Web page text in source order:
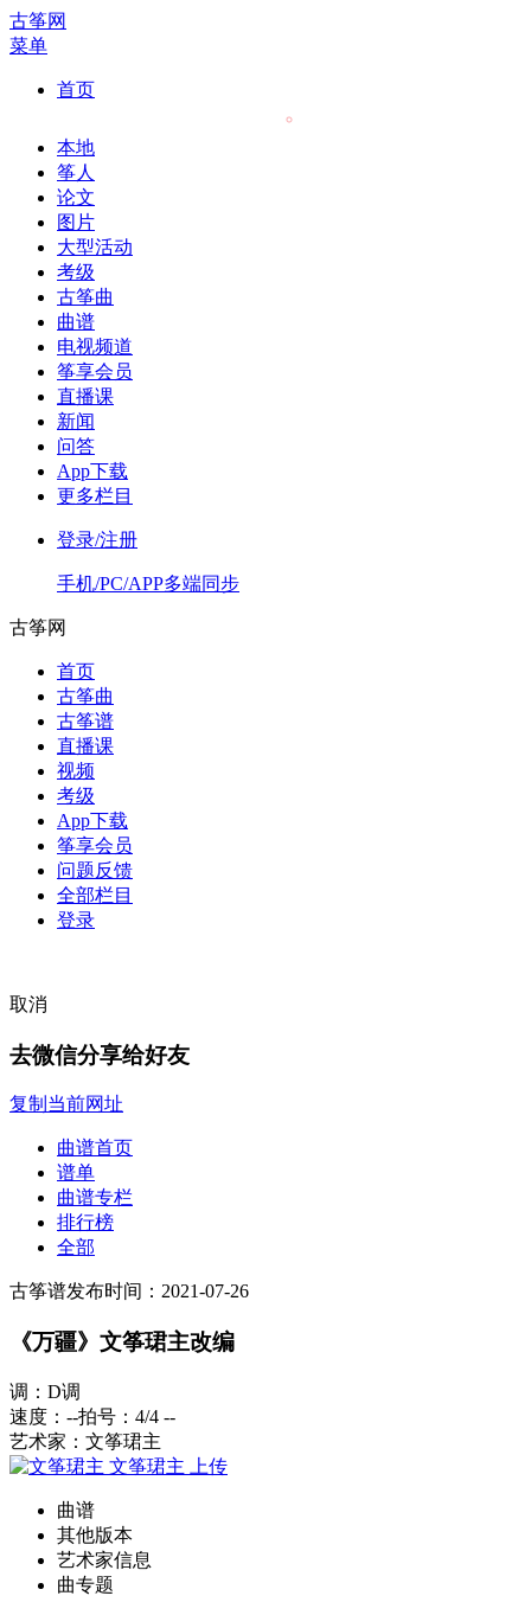
古筝网
菜单
首页
本地
筝人
论文
图片
大型活动
考级
古筝曲
曲谱
电视频道
筝享会员
直播课
新闻
问答
App下载
更多栏目
登录/注册
手机/PC/APP多端同步
古筝网
首页
古筝曲
古筝谱
直播课
视频
考级
App下载
筝享会员
问题反馈
全部栏目
登录
取消
去微信分享给好友
复制当前网址
曲谱首页
谱单
曲谱专栏
排行榜
全部
古筝谱发布时间：2021-07-26
《万疆》文筝珺主改编
调：D调
速度：--拍号：4/4 --
艺术家：文筝珺主
文筝珺主
上传
曲谱
其他版本
艺术家信息
曲专题